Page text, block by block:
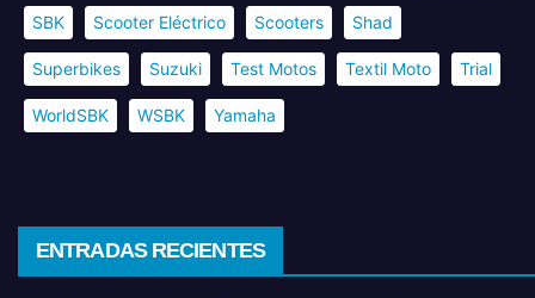
SBK Scooter Eléctrico Scooters Shad
Superbikes Suzuki Test Motos Textil Moto Trial
WorldSBK WSBK Yamaha
ENTRADAS RECIENTES